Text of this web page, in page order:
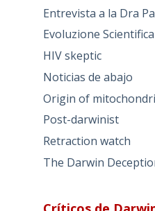
Entrevista a la Dra
Evoluzione Scientifica
HIV skeptic
Noticias de abajo
Origin of
Post-darwinist
Retraction watch
The Darwin